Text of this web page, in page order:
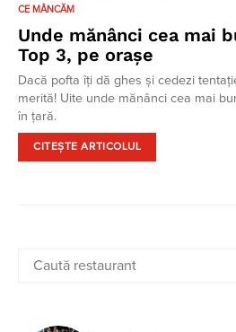
CE MÂNCĂM
Unde mănânci cea mai
Top 3, pe orașe
Dacă pofta îți dă ghes și cedezi
merită! Uite unde mănânci cea mai
în țară.
CITEȘTE ARTICOLUL